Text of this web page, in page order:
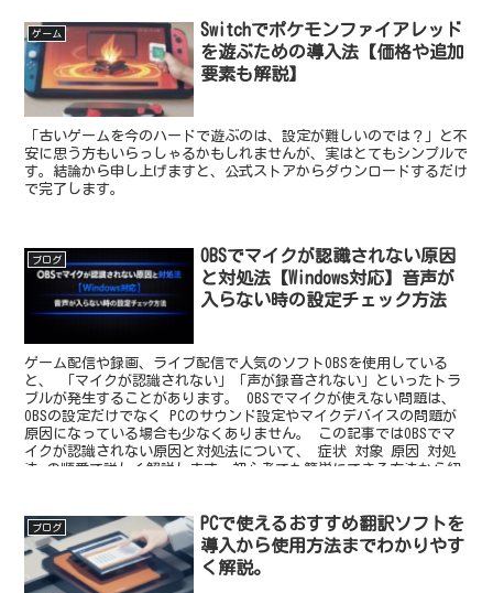
ゲーム
Switchでポケモンファイアレッド
を遊ぶための導入法【価格や追加
要素も解説】
「古いゲームを今のハードで遊ぶのは、設定が難しいのでは？」と不
安に思う方もいらっしゃるかもしれませんが、実はとてもシンプルで
す。結論から申し上げますと、公式ストアからダウンロードするだけ
で完了します。
ブログ
OBSでマイクが認識されない原因
と対処法【Windows対応】音声が
入らない時の設定チェック方法
ゲーム配信や録画、ライブ配信で人気のソフトOBSを使用している
と、 「マイクが認識されない」「声が録音されない」といったトラ
ブルが発生することがあります。 OBSでマイクが使えない問題は、
OBSの設定だけでなく PCのサウンド設定やマイクデバイスの問題が
原因になっている場合も少なくありません。 この記事ではOBSでマ
イクが認識されない原因と対処法について、 症状 対象 原因 対処
法 の順番で詳しく解説します。初心者でも簡単にできる方法から紹
ブログ
PCで使えるおすすめ翻訳ソフトを
導入から使用方法までわかりやす
く解説。